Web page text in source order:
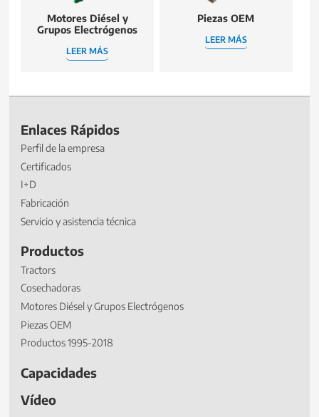
Motores Diésel y
Grupos Electrógenos
LEER MÁS
Piezas OEM
LEER MÁS
Enlaces Rápidos
Perfil de la empresa
Certificados
I+D
Fabricación
Servicio y asistencia técnica
Productos
Tractors
Cosechadoras
Motores Diésel y Grupos Electrógenos
Piezas OEM
Productos 1995-2018
Capacidades
Vídeo